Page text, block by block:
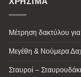
Μέτρηση δακτύλου για
Μεγέθη & Νούμερα
Σταυροί –